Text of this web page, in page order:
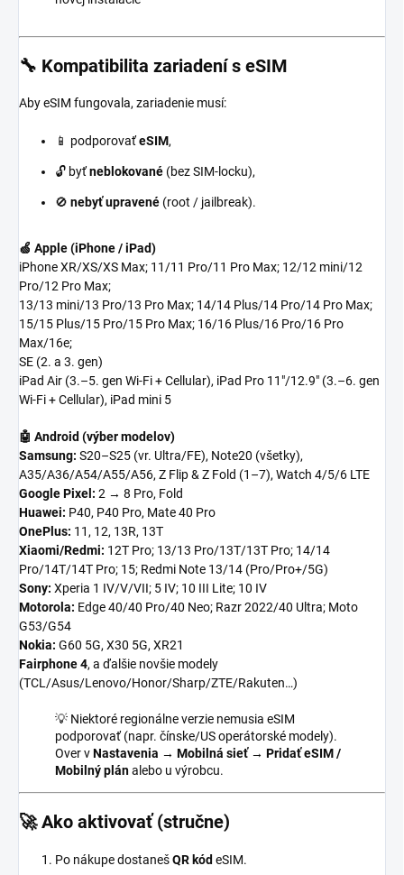
🔧 Kompatibilita zariadení s eSIM
Aby eSIM fungovala, zariadenie musí:
📱 podporovaťeSIM,
🔓 byťneblokované (bez SIM-locku),
🚫 nebyť upravené (root / jailbreak).
🍏 Apple (iPhone / iPad)
iPhone XR/XS/XS Max; 11/11 Pro/11 Pro Max; 12/12 mini/12
Pro/12 Pro Max;
13/13 mini/13 Pro/13 Pro Max; 14/14 Plus/14 Pro/14 Pro Max;
15/15 Plus/15 Pro/15 Pro Max; 16/16 Plus/16 Pro/16 Pro
Max/16e;
SE (2. a 3. gen)
iPad Air (3.–5. gen Wi-Fi + Cellular), iPad Pro 11"/12.9" (3.–6. gen
Wi-Fi + Cellular), iPad mini 5
🤖 Android (výber modelov)
Samsung: S20–S25 (vr. Ultra/FE), Note20 (všetky),
A35/A36/A54/A55/A56, Z Flip & Z Fold (1–7), Watch 4/5/6 LTE
Google Pixel: 2 → 8 Pro, Fold
Huawei: P40, P40 Pro, Mate 40 Pro
OnePlus: 11, 12, 13R, 13T
Xiaomi/Redmi: 12T Pro; 13/13 Pro/13T/13T Pro; 14/14
Pro/14T/14T Pro; 15; Redmi Note 13/14 (Pro/Pro+/5G)
Sony: Xperia 1 IV/V/VII; 5 IV; 10 III Lite; 10 IV
Motorola: Edge 40/40 Pro/40 Neo; Razr 2022/40 Ultra; Moto
G53/G54
Nokia: G60 5G, X30 5G, XR21
Fairphone 4, a ďalšie novšie modely
(TCL/Asus/Lenovo/Honor/Sharp/ZTE/Rakuten…)
💡 Niektoré regionálne verzie nemusia eSIM
podporovať (napr. čínske/US operátorské modely).
Over vNastavenia → Mobilná sieť → Pridať eSIM /
Mobilný plánalebo u výrobcu.
🚀 Ako aktivovať (stručne)
Po nákupe dostanešQR kód eSIM.